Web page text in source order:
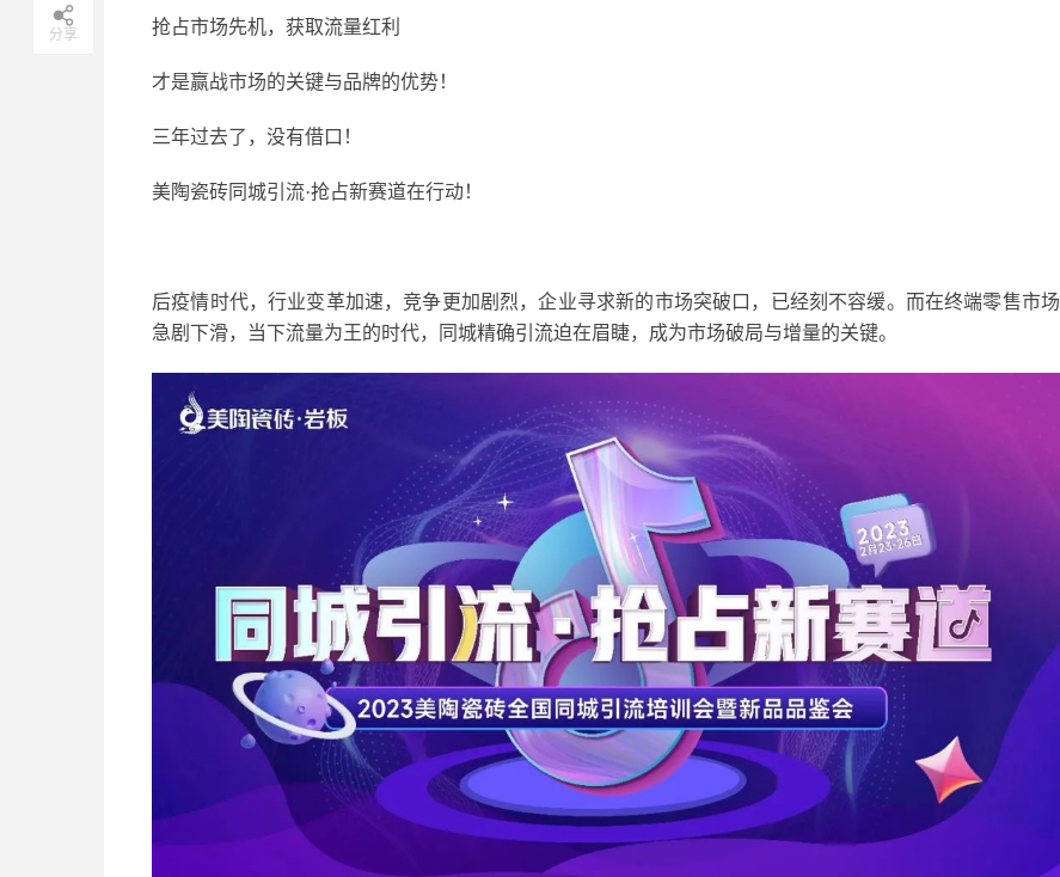
抢占市场先机，获取流量红利
才是赢战市场的关键与品牌的优势！
三年过去了，没有借口！
美陶瓷砖同城引流·抢占新赛道在行动！
后疫情时代，行业变革加速，竞争更加剧烈，企业寻求新的市场突破口，已经刻不容缓。而在终端零售市场
急剧下滑，当下流量为王的时代，同城精确引流迫在眉睫，成为市场破局与增量的关键。
分享